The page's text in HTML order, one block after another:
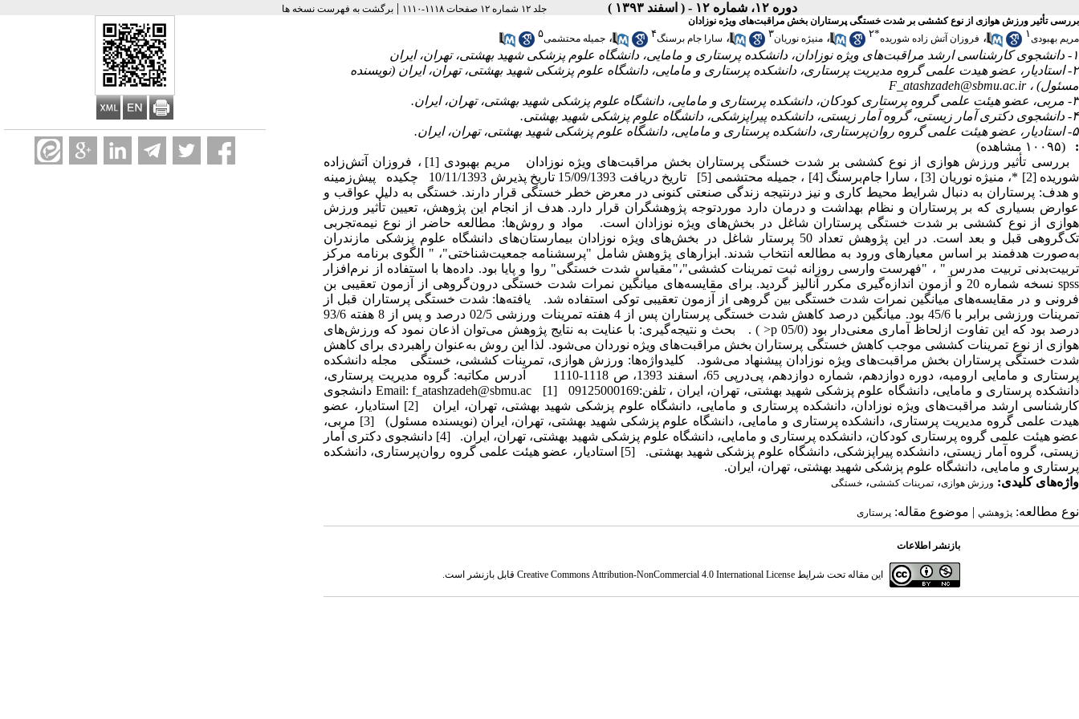
دوره ۱۲، شماره ۱۲ - ( اسفند ۱۳۹۳ ) جلد ۱۲ شماره ۱۲ صفحات ۱۱۱۸-۱۱۱۰ | برگشت به فهرست نسخه ها
بررسی تأثیر ورزش هوازی از نوع کششی بر شدت خستگی پرستاران بخش مراقبت‌های ویژه نوزادان
مریم بهبودی۱ ، فروزان آتش زاده شوریده*۲ ، منیژه نوریان۳ ، سارا جام برسنگ۴ ، جمیله محتشمی۵
۱- دانشجوی کارشناسی ارشد مراقبت‌های ویژه نوزادان، دانشکده پرستاری و مامایی، دانشگاه علوم پزشکی شهید بهشتی، تهران، ایران
۲- استادیار، عضو هیدت علمی گروه مدیریت پرستاری، دانشکده پرستاری و مامایی، دانشگاه علوم پزشکی شهید بهشتی، تهران، ایران (نویسنده
مسئول) ،F_atashzadeh@sbmu.ac.ir
۳- مربی، عضو هیئت علمی گروه پرستاری کودکان، دانشکده پرستاری و مامایی، دانشگاه علوم پزشکی شهید بهشتی، تهران، ایران.
۴- دانشجوی دکتری آمار زیستی، گروه آمار زیستی، دانشکده پیراپزشکی، دانشگاه علوم پزشکی شهید بهشتی.
۵- استادیار، عضو هیئت علمی گروه روان‌پرستاری، دانشکده پرستاری و مامایی، دانشگاه علوم پزشکی شهید بهشتی، تهران، ایران.
:
(۱۰۰۹۵ مشاهده)
بررسی تأثیر ورزش هوازی از نوع کششی بر شدت خستگی پرستاران بخش مراقبت‌های ویژه نوزادان مریم بهبودی [1] ، فروزان آتش‌زاده
شوریده [2] *، منیژه نوریان [3] ، سارا جام‌برسنگ [4] ، جمیله محتشمی [5] تاریخ دریافت 15/09/1393 تاریخ پذیرش 10/11/1393 چکیده پیش‌زمینه
و هدف: پرستاران به دنبال شرایط محیط کاری و نیز درنتیجه زندگی صنعتی کنونی در معرض خطر خستگی قرار دارند. خستگی به دلیل عواقب و
عوارض بسیاری که بر پرستاران و نظام بهداشت و درمان دارد موردتوجه پژوهشگران قرار دارد. هدف از انجام این پژوهش، تعیین تأثیر ورزش
هوازی از نوع کششی بر شدت خستگی پرستاران شاغل در بخش‌های ویژه نوزادان است. مواد و روش‌ها: مطالعه حاضر از نوع نیمه‌تجربی
تک‌گروهی قبل و بعد است. در این پژوهش تعداد 50 پرستار شاغل در بخش‌های ویژه نوزادان بیمارستان‌های دانشگاه علوم پزشکی مازندران
به‌صورت هدفمند بر اساس معیارهای ورود به مطالعه انتخاب شدند. ابزارهای پژوهش شامل "پرسشنامه جمعیت‌شناختی"، " الگوی برنامه مرکز
تربیت‌بدنی تربیت مدرس " ، "فهرست وارسی روزانه ثبت تمرینات کششی"،"مقیاس شدت خستگی" روا و پایا بود. داده‌ها با استفاده از نرم‌افزار
spss نسخه شماره 20 و آزمون اندازه‌گیری مکرر آنالیز گردید. برای مقایسه‌های میانگین نمرات شدت خستگی درون‌گروهی از آزمون تعقیبی بن
فرونی و در مقایسه‌های میانگین نمرات شدت خستگی بین گروهی از آزمون تعقیبی توکی استفاده شد. یافته‌ها: شدت خستگی پرستاران قبل از
تمرینات ورزشی برابر با 45/6 بود. میانگین درصد کاهش شدت خستگی پرستاران پس از 4 هفته تمرینات ورزشی 02/5 درصد و پس از 8 هفته 93/6
درصد بود که این تفاوت ازلحاظ آماری معنی‌دار بود (05/0 p< ) . بحث و نتیجه‌گیری: با عنایت به نتایج پژوهش می‌توان اذعان نمود که ورزش‌های
هوازی از نوع تمرینات کششی موجب کاهش خستگی پرستاران بخش مراقبت‌های ویژه نوردان می‌شود. لذا این روش به‌عنوان راهبردی برای کاهش
شدت خستگی پرستاران بخش مراقبت‌های ویژه نوزادان پیشنهاد می‌شود. کلیدواژه‌ها: ورزش هوازی، تمرینات کششی، خستگی مجله دانشکده
پرستاری و مامایی ارومیه، دوره دوازدهم، شماره دوازدهم، پی‌درپی 65، اسفند 1393، ص 1118-1110 آدرس مکاتبه: گروه مدیریت پرستاری،
دانشکده پرستاری و مامایی، دانشگاه علوم پزشکی شهید بهشتی، تهران، ایران ، تلفن:09125000169 Email: f_atashzadeh@sbmu.ac [1] دانشجوی
کارشناسی ارشد مراقبت‌های ویژه نوزادان، دانشکده پرستاری و مامایی، دانشگاه علوم پزشکی شهید بهشتی، تهران، ایران [2] استادیار، عضو
هیدت علمی گروه مدیریت پرستاری، دانشکده پرستاری و مامایی، دانشگاه علوم پزشکی شهید بهشتی، تهران، ایران (نویسنده مسئول) [3] مربی،
عضو هیئت علمی گروه پرستاری کودکان، دانشکده پرستاری و مامایی، دانشگاه علوم پزشکی شهید بهشتی، تهران، ایران. [4] دانشجوی دکتری آمار
زیستی، گروه آمار زیستی، دانشکده پیراپزشکی، دانشگاه علوم پزشکی شهید بهشتی. [5] استادیار، عضو هیئت علمی گروه روان‌پرستاری، دانشکده
پرستاری و مامایی، دانشگاه علوم پزشکی شهید بهشتی، تهران، ایران.
واژه‌های کلیدی: ورزش هوازی، تمرینات کششی، خستگی
نوع مطالعه: پژوهشي | موضوع مقاله: پرستاری
بازنشر اطلاعات
این مقاله تحت شرایط Creative Commons Attribution-NonCommercial 4.0 International Licenseقابل بازنشر است.